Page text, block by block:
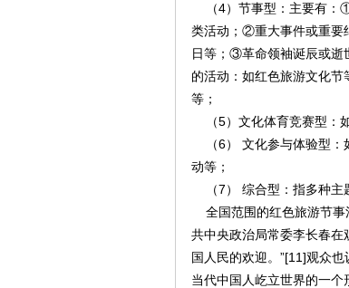
（4）节事型：主要有：①
类活动；②重大事件或重要
日等；③革命领袖诞辰或逝
的活动：如红色旅游文化
等；
（5）文化体育竞赛型：
（6） 文化参与体验型：
动等；
（7） 综合型：指多种主
全国范围的红色旅游节事
共中央政治局常委李长春在
国人民的欢迎。”[11]观众
当代中国人屹立世界的一个